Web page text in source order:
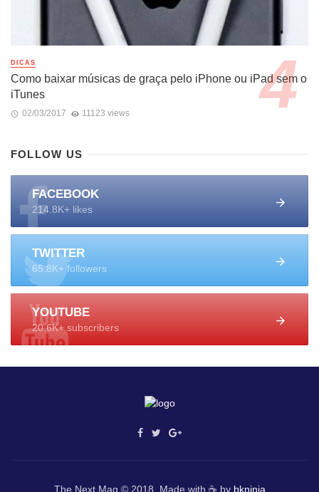
DICAS
Como baixar músicas de graça pelo iPhone ou iPad sem o
iTunes
02/03/2017 11123 views
FOLLOW US
FACEBOOK
214.8K+ likes
TWITTER
65.8K+ followers
YOUTUBE
20.6K+ subscribers
The Next Mag © 2018. Made with ☕ by bkninja